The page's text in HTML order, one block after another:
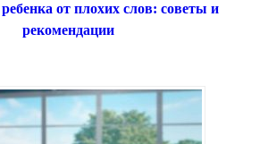
от плохих слов: советы и
рекомендации